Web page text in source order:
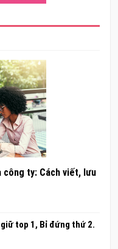
công ty: Cách viết, lưu
top 1, Bỉ đứng thứ 2.